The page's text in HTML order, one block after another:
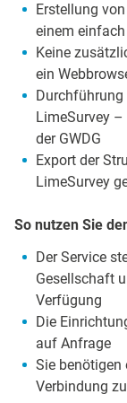
Erstellung
einem
Keine
ein
LimeSurvey
der GWDG
Export der
LimeSurvey
So nutzen Sie
Der Service
Gesellschaft
Verfügung
Die
auf Anfrage
Sie benötigen
Verbindung